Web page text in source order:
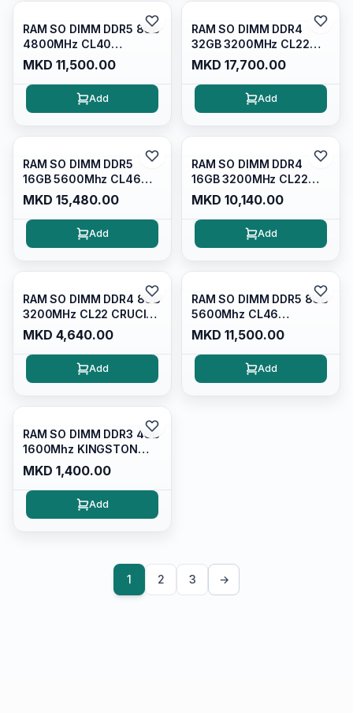
RAM SO DIMM DDR5 8GB
4800MHz CL40
CRUCIAL,
CT8G48C40S5
MKD 11,500.00
Add
RAM SO DIMM DDR4
32GB 3200MHz CL22
CRUCIAL
CT32G4SFD832A
MKD 17,700.00
Add
RAM SO DIMM DDR5
16GB 5600Mhz CL46
Crucial CT16G56C46S5
MKD 15,480.00
Add
RAM SO DIMM DDR4
16GB 3200MHz CL22
CRUCIAL
CT16G4SFRA32A
MKD 10,140.00
Add
RAM SO DIMM DDR4 8GB
3200MHz CL22 CRUCIAL
CT8G4SFRA32A
MKD 4,640.00
Add
RAM SO DIMM DDR5 8GB
5600Mhz CL46
SAMSUNG
M425R1GB4PB0-CWM0L
MKD 11,500.00
Add
RAM SO DIMM DDR3 4GB
1600Mhz KINGSTON
KVR16S11S84/4 1.5V
MKD 1,400.00
Add
1 2 3 →